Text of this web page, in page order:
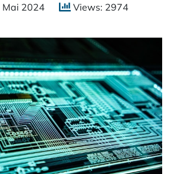
Mai 2024 Views: 2974